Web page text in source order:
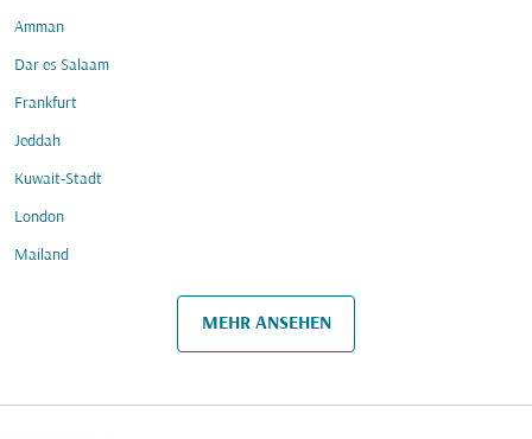
Amman
Dar es Salaam
Frankfurt
Jeddah
Kuwait-Stadt
London
Mailand
MEHR ANSEHEN